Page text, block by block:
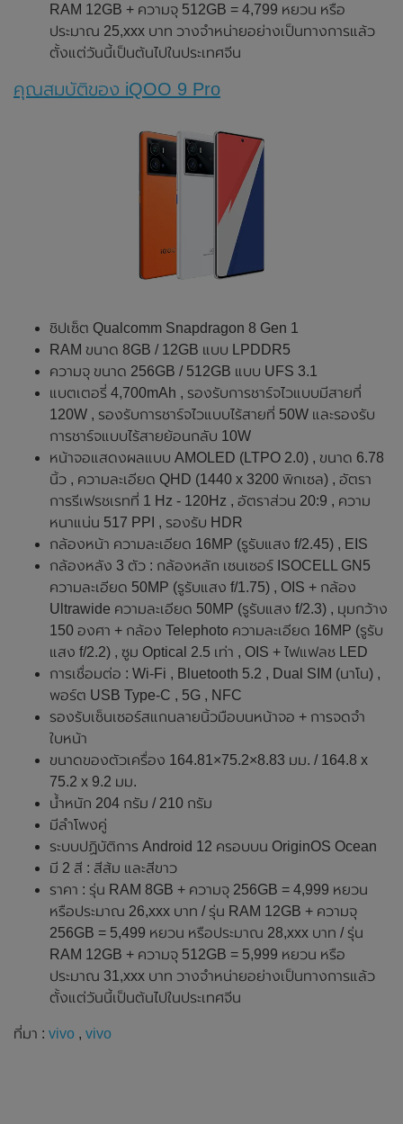
RAM 12GB + ความจุ 512GB = 4,799 หยวน หรือ
ประมาณ 25,xxx บาท วางจำหน่ายอย่างเป็นทางการแล้ว
ตั้งแต่วันนี้เป็นต้นไปในประเทศจีน
คุณสมบัติของ iQOO 9 Pro
ชิปเซ็ต Qualcomm Snapdragon 8 Gen 1
RAM ขนาด 8GB / 12GB แบบ LPDDR5
ความจุ ขนาด 256GB / 512GB แบบ UFS 3.1
แบตเตอรี่ 4,700mAh , รองรับการชาร์จไวแบบมีสายที่
120W , รองรับการชาร์จไวแบบไร้สายที่ 50W และรองรับ
การชาร์จแบบไร้สายย้อนกลับ 10W
หน้าจอแสดงผลแบบ AMOLED (LTPO 2.0) , ขนาด 6.78
นิ้ว , ความละเอียด QHD (1440 x 3200 พิกเซล) , อัตรา
การรีเฟรชเรทที่ 1 Hz - 120Hz , อัตราส่วน 20:9 , ความ
หนาแน่น 517 PPI , รองรับ HDR
กล้องหน้า ความละเอียด 16MP (รูรับแสง f/2.45) , EIS
กล้องหลัง 3 ตัว : กล้องหลัก เซนเซอร์ ISOCELL GN5
ความละเอียด 50MP (รูรับแสง f/1.75) , OIS + กล้อง
Ultrawide ความละเอียด 50MP (รูรับแสง f/2.3) , มุมกว้าง
150 องศา + กล้อง Telephoto ความละเอียด 16MP (รูรับ
แสง f/2.2) , ซูม Optical 2.5 เท่า , OIS + ไฟแฟลช LED
การเชื่อมต่อ : Wi-Fi , Bluetooth 5.2 , Dual SIM (นาโน) ,
พอร์ต USB Type-C , 5G , NFC
รองรับเซ็นเซอร์สแกนลายนิ้วมือบนหน้าจอ + การจดจำ
ใบหน้า
ขนาดของตัวเครื่อง 164.81×75.2×8.83 มม. / 164.8 x
75.2 x 9.2 มม.
น้ำหนัก 204 กรัม / 210 กรัม
มีลำโพงคู่
ระบบปฏิบัติการ Android 12 ครอบบน OriginOS Ocean
มี 2 สี : สีส้ม และสีขาว
ราคา : รุ่น RAM 8GB + ความจุ 256GB = 4,999 หยวน
หรือประมาณ 26,xxx บาท / รุ่น RAM 12GB + ความจุ
256GB = 5,499 หยวน หรือประมาณ 28,xxx บาท / รุ่น
RAM 12GB + ความจุ 512GB = 5,999 หยวน หรือ
ประมาณ 31,xxx บาท วางจำหน่ายอย่างเป็นทางการแล้ว
ตั้งแต่วันนี้เป็นต้นไปในประเทศจีน
ที่มา : vivo , vivo